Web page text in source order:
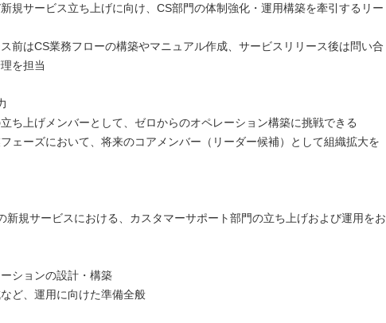
新規サービス立ち上げに向け、CS部門の体制強化・運用構築を牽引するリー
ス前はCS業務フローの構築やマニュアル作成、サービスリリース後は問い合
を担当
立ち上げメンバーとして、ゼロからのオペレーション構築に挑戦できる
フェーズにおいて、将来のコアメンバー（リーダー候補）として組織拡大を
新規サービスにおける、カスタマーサポート部門の立ち上げおよび運用をお
ションの設計・構築
ど、運用に向けた準備全般